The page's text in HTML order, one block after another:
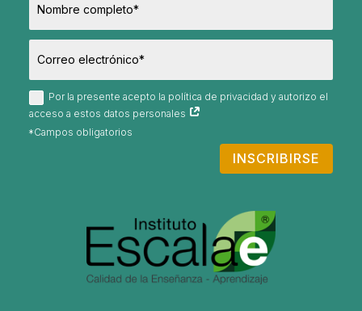
Por la presente acepto la política de privacidad y autorizo el
acceso a estos datos personales
INSCRIBIRSE